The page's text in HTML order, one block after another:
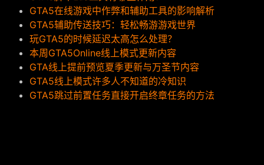
GTA5在线游戏中作弊和辅助工具的影响解析
GTA5辅助传送技巧：轻松畅游游戏世界
玩GTA5的时候延迟太高怎么处理？
本周GTA5Online线上模式更新内容
GTA线上提前预览夏季更新与万圣节内容
GTA5线上模式许多人不知道的冷知识
GTA5跳过前置任务直接开启终章任务的方法